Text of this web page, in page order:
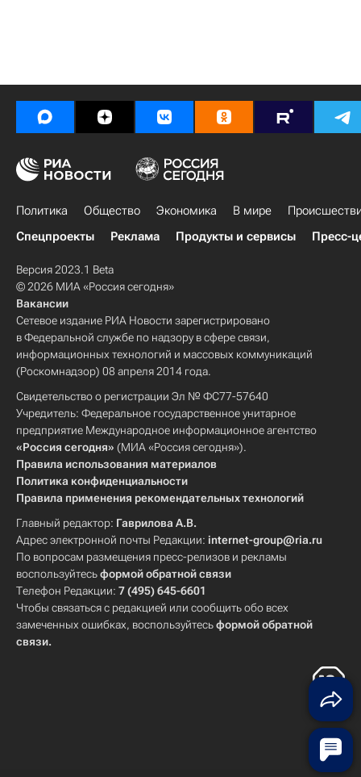
Политика Общество Экономика В мире
Спецпроекты
Реклама Продукты и сервисы Пресс-
Версия 2023.1 Beta
© 2026 МИА «Россия сегодня»
Вакансии
Сетевое издание РИА Новости зарегистрировано
в Федеральной службе по надзору в сфере связи,
информационных технологий и массовых коммуникаций
(Роскомнадзор) 08 апреля 2014 года.
Свидетельство о регистрации Эл № ФС77-57640
Учредитель: Федеральное государственное унитарное
предприятие Международное информационное агентство
«Россия сегодня» (МИА «Россия сегодня»).
Правила использования материалов
Политика конфиденциальности
Правила применения рекомендательных технологий
Главный редактор: Гаврилова А.В.
Адрес электронной почты Редакции: internet-group@ria.ru
По вопросам размещения пресс-релизов и рекламы
воспользуйтесьформой обратной связи
Телефон Редакции: 7 (495) 645-6601
Чтобы связаться с редакцией или сообщить обо всех
замеченных ошибках, воспользуйтесьформой обратной
связи.